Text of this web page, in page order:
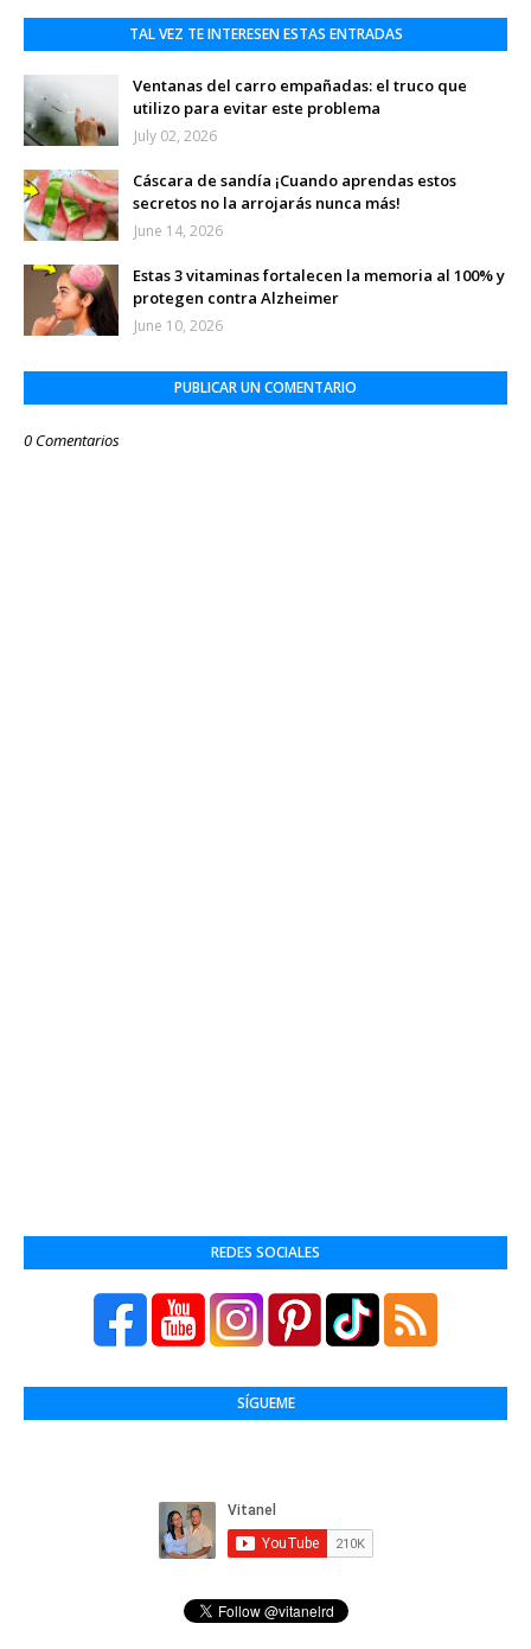
TAL VEZ TE INTERESEN ESTAS ENTRADAS
Ventanas del carro empañadas: el truco que
utilizo para evitar este problema
July 02, 2026
Cáscara de sandía ¡Cuando aprendas estos
secretos no la arrojarás nunca más!
June 14, 2026
Estas 3 vitaminas fortalecen la memoria al 100% y
protegen contra Alzheimer
June 10, 2026
PUBLICAR UN COMENTARIO
0 Comentarios
REDES SOCIALES
SÍGUEME